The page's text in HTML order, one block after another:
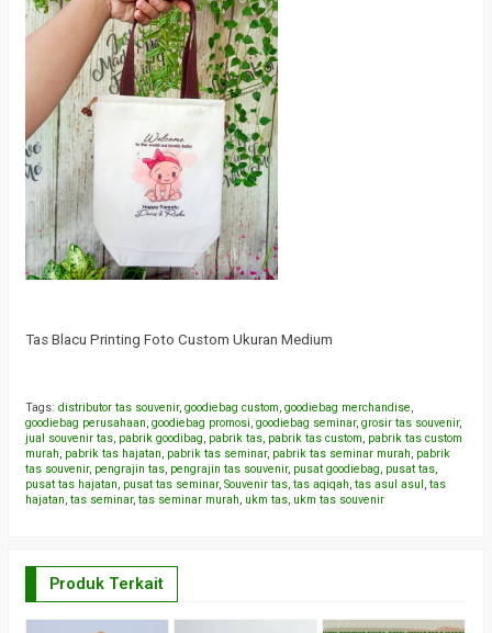
Tas Blacu Printing Foto Custom Ukuran Medium
Tags: distributor tas souvenir, goodiebag custom, goodiebag merchandise,
goodiebag perusahaan, goodiebag promosi, goodiebag seminar, grosir tas souvenir,
jual souvenir tas, pabrik goodibag, pabrik tas, pabrik tas custom, pabrik tas custom
murah, pabrik tas hajatan, pabrik tas seminar, pabrik tas seminar murah, pabrik
tas souvenir, pengrajin tas, pengrajin tas souvenir, pusat goodiebag, pusat tas,
pusat tas hajatan, pusat tas seminar, Souvenir tas, tas aqiqah, tas asul asul, tas
hajatan, tas seminar, tas seminar murah, ukm tas, ukm tas souvenir
Produk Terkait